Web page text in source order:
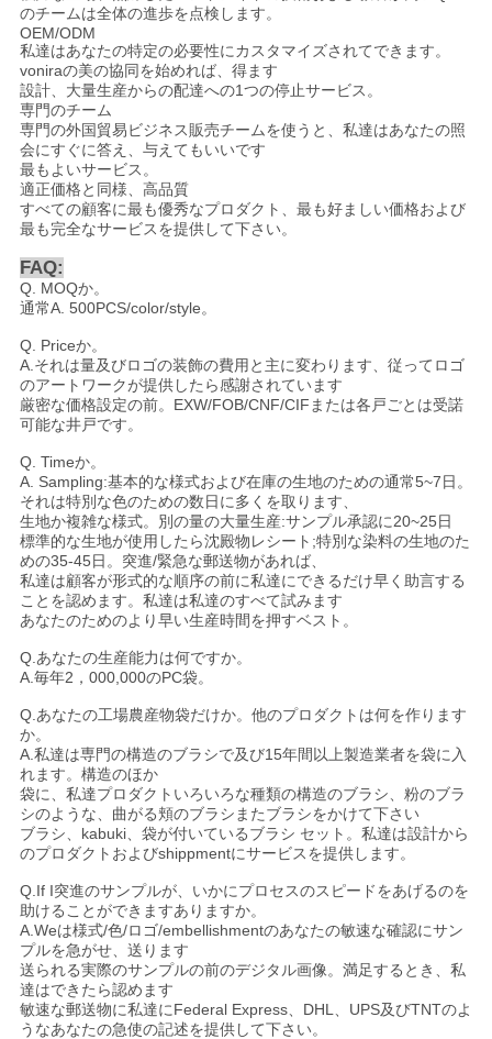
のチームは全体の進歩を点検します。
OEM/ODM
私達はあなたの特定の必要性にカスタマイズされてできます。
voniraの美の協同を始めれば、得ます
設計、大量生産からの配達への1つの停止サービス。
専門のチーム
専門の外国貿易ビジネス販売チームを使うと、私達はあなたの照
会にすぐに答え、与えてもいいです
最もよいサービス。
適正価格と同様、高品質
すべての顧客に最も優秀なプロダクト、最も好ましい価格および
最も完全なサービスを提供して下さい。
FAQ:
Q. MOQか。
通常A. 500PCS/color/style。
Q. Priceか。
A.それは量及びロゴの装飾の費用と主に変わります、従ってロゴ
のアートワークが提供したら感謝されています
厳密な価格設定の前。EXW/FOB/CNF/CIFまたは各戸ごとは受諾
可能な井戸です。
Q. Timeか。
A. Sampling:基本的な様式および在庫の生地のための通常5~7日。
それは特別な色のための数日に多くを取ります、
生地か複雑な様式。別の量の大量生産:サンプル承認に20~25日
標準的な生地が使用したら沈殿物レシート;特別な染料の生地のた
めの35-45日。突進/緊急な郵送物があれば、
私達は顧客が形式的な順序の前に私達にできるだけ早く助言する
ことを認めます。私達は私達のすべて試みます
あなたのためのより早い生産時間を押すベスト。
Q.あなたの生産能力は何ですか。
A.毎年2，000,000のPC袋。
Q.あなたの工場農産物袋だけか。他のプロダクトは何を作ります
か。
A.私達は専門の構造のブラシで及び15年間以上製造業者を袋に入
れます。構造のほか
袋に、私達プロダクトいろいろな種類の構造のブラシ、粉のブラ
シのような、曲がる頬のブラシまたブラシをかけて下さい
ブラシ、kabuki、袋が付いているブラシ セット。私達は設計から
のプロダクトおよびshippmentにサービスを提供します。
Q.If I突進のサンプルが、いかにプロセスのスピードをあげるのを
助けることができますありますか。
A.Weは様式/色/ロゴ/embellishmentのあなたの敏速な確認にサン
プルを急がせ、送ります
送られる実際のサンプルの前のデジタル画像。満足するとき、私
達はできたら認めます
敏速な郵送物に私達にFederal Express、DHL、UPS及びTNTのよ
うなあなたの急使の記述を提供して下さい。